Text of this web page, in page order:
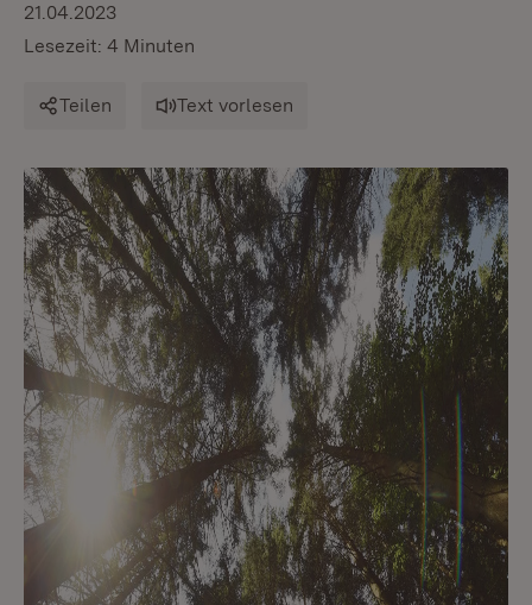
21.04.2023
Lesezeit: 4 Minuten
Teilen Text vorlesen